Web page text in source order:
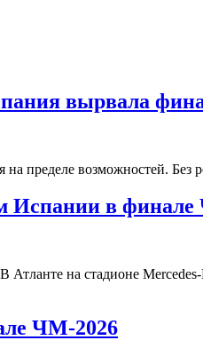
вырвала
пределе возможностей.
Испании в
Атланте на стадионе
ЧМ-2026